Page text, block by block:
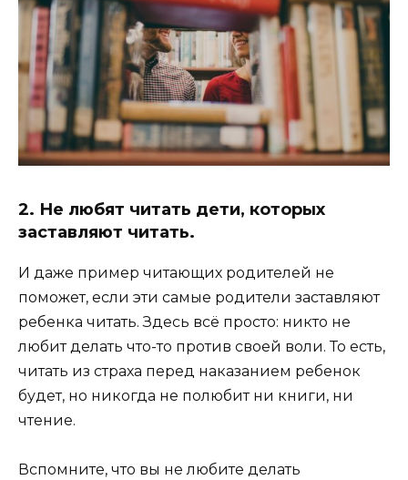
2. Не любят читать дети, которых
заставляют читать.
И даже пример читающих родителей не
поможет, если эти самые родители заставляют
ребенка читать. Здесь всё просто: никто не
любит делать что-то против своей воли. То есть,
читать из страха перед наказанием ребенок
будет, но никогда не полюбит ни книги, ни
чтение.
Вспомните, что вы не любите делать